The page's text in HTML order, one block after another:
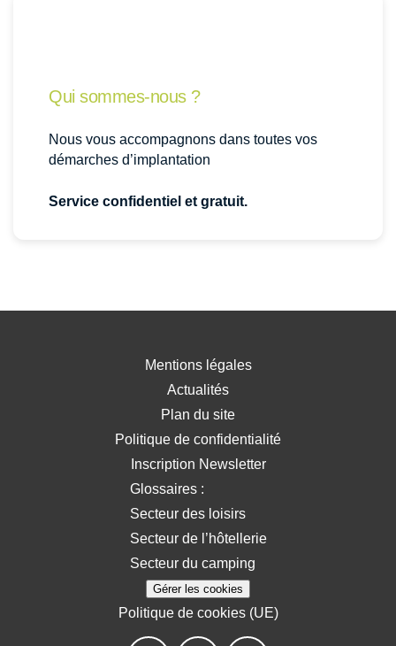
Qui sommes-nous ?
Nous vous accompagnons dans toutes vos
démarches d’implantation
Service confidentiel et gratuit.
Mentions légales
Actualités
Plan du site
Politique de confidentialité
Inscription Newsletter
Glossaires :
Secteur des loisirs
Secteur de l’hôtellerie
Secteur du camping
Gérer les cookies
Politique de cookies (UE)